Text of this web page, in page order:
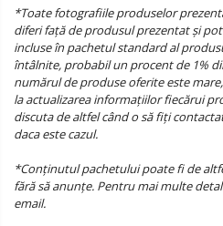
*Toate fotografiile produselor
diferi față de produsul prezentat și
incluse în pachetul standard al
întâlnite, probabil un procent de 1%
numărul de produse oferite este
la actualizarea informațiilor fiecărui
discuta de altfel când o să fiți
daca este cazul.
*Conținutul pachetului poate fi de
fără să anunțe. Pentru mai multe
email.